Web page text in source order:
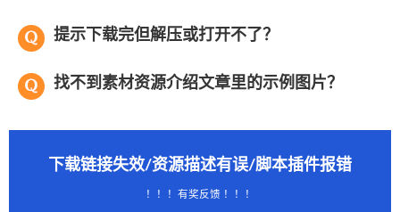
提示下载完但解压或打开不了？
找不到素材资源介绍文章里的示例图片？
下载链接失效/资源描述有误/脚本插件报错
！！！有奖反馈 ！！！